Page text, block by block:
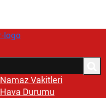
Namaz Vakitleri
Hava Durumu